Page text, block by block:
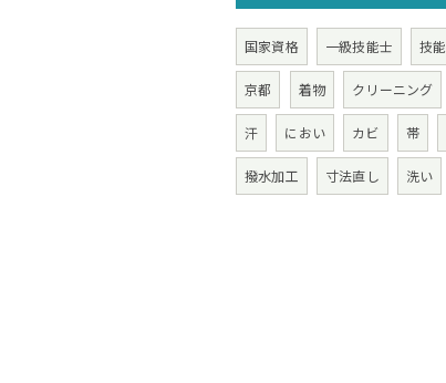
国家資格 一級技能士 技能
京都 着物 クリーニング
汗 におい カビ 帯
撥水加工 寸法直し 洗い